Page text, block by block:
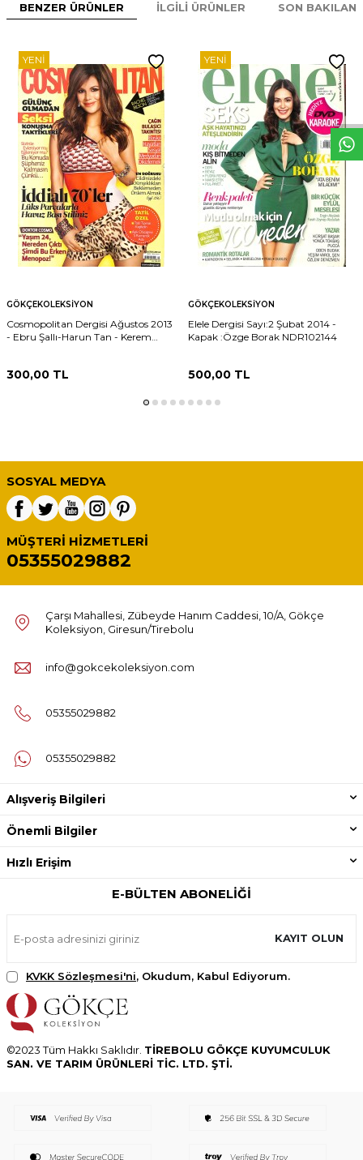
W
h
t
s
p
p
D
e
s
e
H
a
t
t
BENZER ÜRÜNLER İLGILI ÜRÜNLER SON
YENI
GÖKÇEKOLEKSIYON
Cosmopolitan Dergisi Ağustos 2013
- Ebru Şallı-Harun Tan - Kerem
300,00 TL
YENI
GÖKÇEKOLEKSIYON
Elele Dergisi Sayı:2 Şubat 2014 -
Kapak :Özge Borak NDR102144
500,00TL
SOSYAL MEDYA
MÜŞTERI HIZMETLERI
05355029882
Çarşı Mahallesi, Zübeyde Hanım Caddesi, 10/A, Gökçe
Koleksiyon, Giresun/Tirebolu
info@gokcekoleksiyon.com
05355029882
05355029882
Alışveriş Bilgileri
Önemli Bilgiler
Hızlı Erişim
E-BÜLTEN ABONELIĞI
KAYIT OLUN
KVKK Sözleşmesi'ni, Okudum, Kabul Ediyorum.
©2023 Tüm Hakkı Saklıdır. TİREBOLU GÖKÇE KUYUMCULUK
SAN. VE TARIM ÜRÜNLERİ TİC. LTD. ŞTİ.